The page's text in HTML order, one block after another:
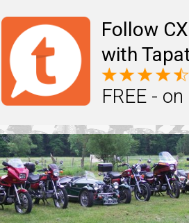
Follow
with
FREE -